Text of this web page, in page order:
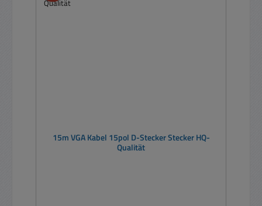
15m VGA Kabel 15pol D-Stecker Stecker HQ-
Qualität